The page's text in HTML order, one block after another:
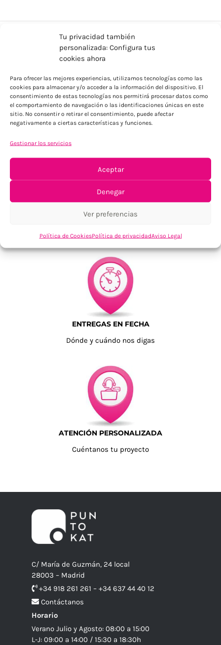
Tu privacidad también
personalizada: Configura tus
cookies ahora
Para ofrecer las mejores experiencias, utilizamos tecnologías como las
cookies para almacenar y/o acceder a la información del dispositivo. El
consentimiento de estas tecnologías nos permitirá procesar datos como
el comportamiento de navegación o las identificaciones únicas en este
sitio. No consentir o retirar el consentimiento, puede afectar
negativamente a ciertas características y funciones.
Gestionar los servicios
Aceptar
Denegar
Ver preferencias
Política de CookiesPolítica de privacidadAviso Legal
ENVÍOS ECONÓMICOS
Para Península, resto consultar
TU SATISFACCIÓN = LA NUESTRA
Tu confianza, nuestro objetivo
ENTREGAS EN FECHA
Dónde y cuándo nos digas
ATENCIÓN PERSONALIZADA
Cuéntanos tu proyecto
C/ María de Guzmán, 24 local
28003 – Madrid
+34 918 261 261 – +34 637 44 40 12
Contáctanos
Horario
Verano Julio y Agosto: 08:00 a 15:00
L-J: 09:00 a 14:00 / 15:30 a 18:30h